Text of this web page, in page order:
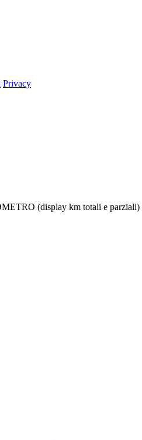
Privacy
(display km totali e parziali)